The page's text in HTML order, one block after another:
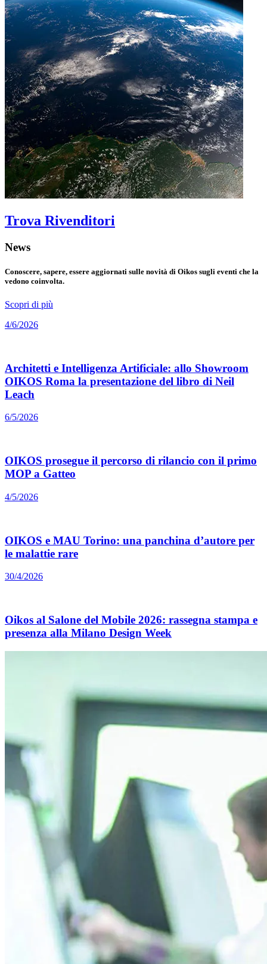
Trova Rivenditori
News
Conoscere, sapere, essere aggiornati sulle novità di Oikos sugli eventi che la
vedono coinvolta.
Scopri di più
4/6/2026
Architetti e Intelligenza Artificiale: allo Showroom
OIKOS Roma la presentazione del libro di Neil
Leach
6/5/2026
OIKOS prosegue il percorso di rilancio con il primo
MOP a Gatteo
4/5/2026
OIKOS e MAU Torino: una panchina d’autore per
le malattie rare
30/4/2026
Oikos al Salone del Mobile 2026: rassegna stampa e
presenza alla Milano Design Week